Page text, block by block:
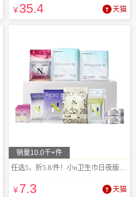
¥35.4 天猫
销量10.0千+件
任选5，折5.8/件！小n卫生巾日夜版安睡裤
¥7.3 天猫